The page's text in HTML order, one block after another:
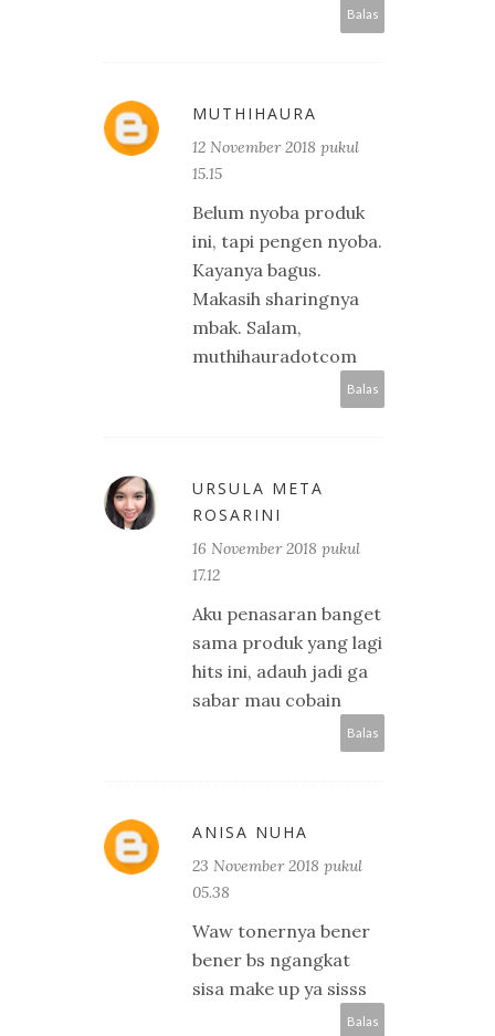
Balas
MUTHIHAURA
12 November 2018 pukul
15.15
Belum nyoba produk
ini, tapi pengen nyoba.
Kayanya bagus.
Makasih sharingnya
mbak. Salam,
muthihauradotcom
Balas
URSULA META
ROSARINI
16 November 2018 pukul
17.12
Aku penasaran banget
sama produk yang lagi
hits ini, adauh jadi ga
sabar mau cobain
Balas
ANISA NUHA
23 November 2018 pukul
05.38
Waw tonernya bener
bener bs ngangkat
sisa make up ya sisss
Balas